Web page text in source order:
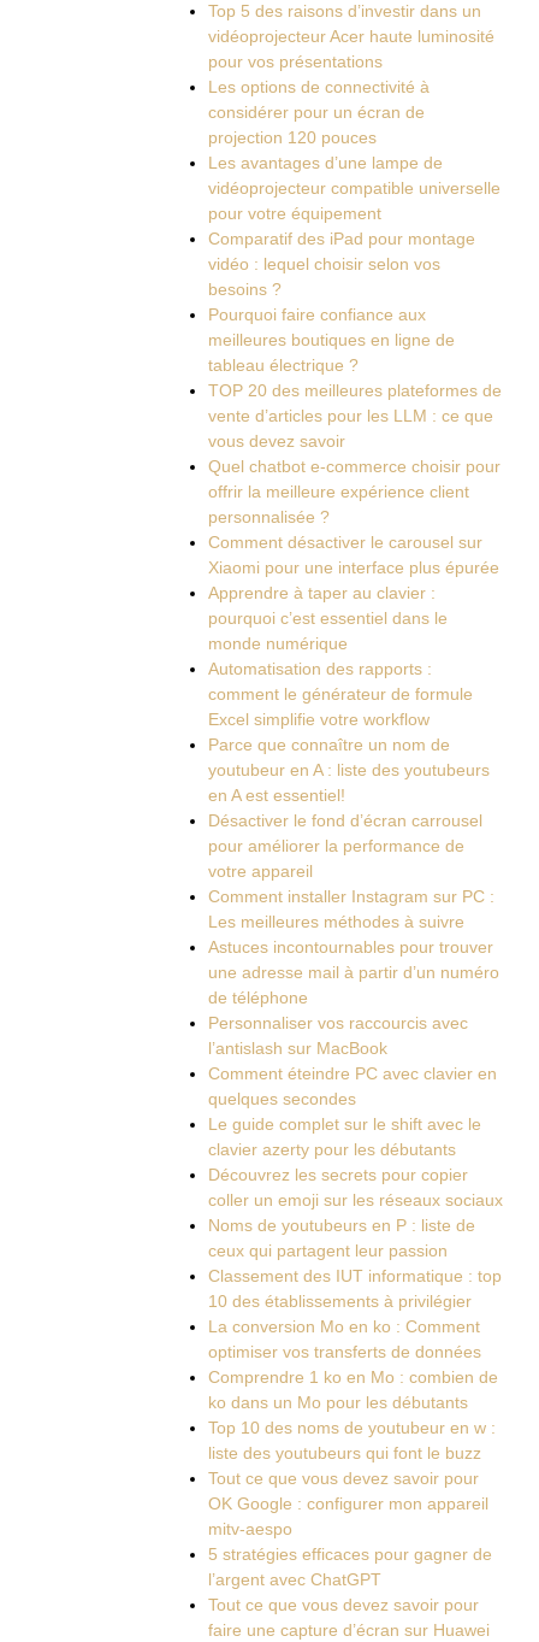
Top 5 des raisons d’investir dans un
vidéoprojecteur Acer haute luminosité
pour vos présentations
Les options de connectivité à
considérer pour un écran de
projection 120 pouces
Les avantages d’une lampe de
vidéoprojecteur compatible universelle
pour votre équipement
Comparatif des iPad pour montage
vidéo : lequel choisir selon vos
besoins ?
Pourquoi faire confiance aux
meilleures boutiques en ligne de
tableau électrique ?
TOP 20 des meilleures plateformes de
vente d’articles pour les LLM : ce que
vous devez savoir
Quel chatbot e-commerce choisir pour
offrir la meilleure expérience client
personnalisée ?
Comment désactiver le carousel sur
Xiaomi pour une interface plus épurée
Apprendre à taper au clavier :
pourquoi c’est essentiel dans le
monde numérique
Automatisation des rapports :
comment le générateur de formule
Excel simplifie votre workflow
Parce que connaître un nom de
youtubeur en A : liste des youtubeurs
en A est essentiel!
Désactiver le fond d’écran carrousel
pour améliorer la performance de
votre appareil
Comment installer Instagram sur PC :
Les meilleures méthodes à suivre
Astuces incontournables pour trouver
une adresse mail à partir d’un numéro
de téléphone
Personnaliser vos raccourcis avec
l’antislash sur MacBook
Comment éteindre PC avec clavier en
quelques secondes
Le guide complet sur le shift avec le
clavier azerty pour les débutants
Découvrez les secrets pour copier
coller un emoji sur les réseaux sociaux
Noms de youtubeurs en P : liste de
ceux qui partagent leur passion
Classement des IUT informatique : top
10 des établissements à privilégier
La conversion Mo en ko : Comment
optimiser vos transferts de données
Comprendre 1 ko en Mo : combien de
ko dans un Mo pour les débutants
Top 10 des noms de youtubeur en w :
liste des youtubeurs qui font le buzz
Tout ce que vous devez savoir pour
OK Google : configurer mon appareil
mitv-aespo
5 stratégies efficaces pour gagner de
l’argent avec ChatGPT
Tout ce que vous devez savoir pour
faire une capture d’écran sur Huawei